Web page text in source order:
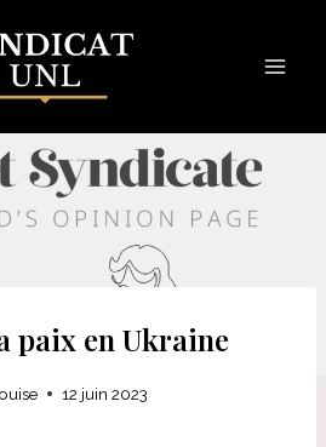
paix en Ukraine
12 juin 2023